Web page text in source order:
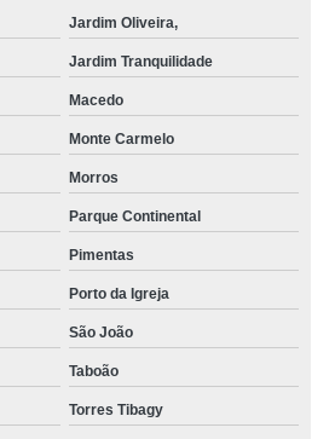
Jardim Oliveira,
Jardim Tranquilidade
Macedo
Monte Carmelo
Morros
Parque Continental
Pimentas
Porto da Igreja
São João
Taboão
Torres Tibagy